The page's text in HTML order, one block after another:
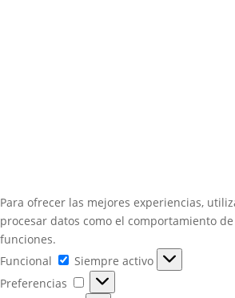
Para ofrecer las mejores experiencias,
procesar datos como el comportamiento
funciones.
Funcional
Funcional
Siempre activo
Preferencias
Preferencias